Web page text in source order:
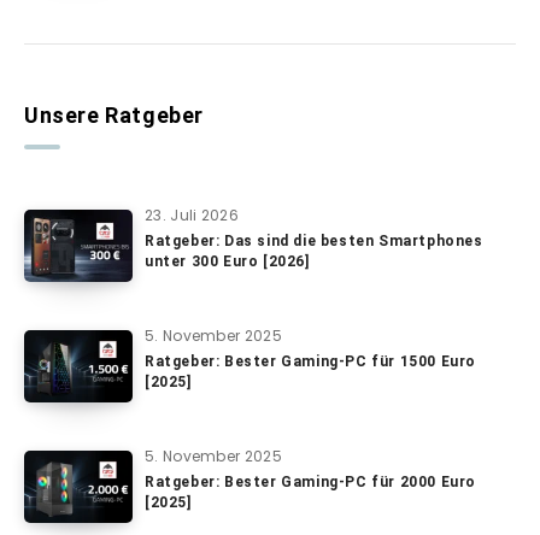
Unsere Ratgeber
23. Juli 2026
Ratgeber: Das sind die besten Smartphones
unter 300 Euro [2026]
5. November 2025
Ratgeber: Bester Gaming-PC für 1500 Euro
[2025]
5. November 2025
Ratgeber: Bester Gaming-PC für 2000 Euro
[2025]